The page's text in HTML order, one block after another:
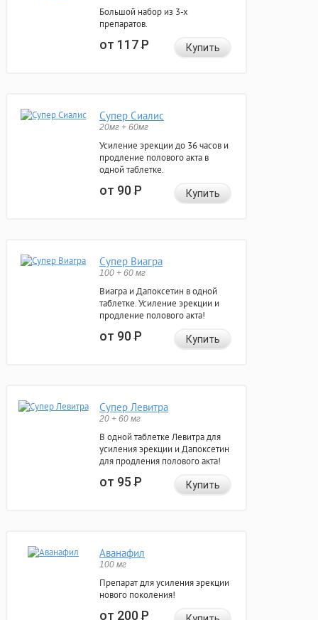
Большой набор из 3-х
препаратов.
от 117Р Купить
Супер Сиалис
20мг + 60мг
Усиление эрекции до 36 часов и
продление полового акта в
одной таблетке.
от 90Р Купить
Супер Виагра
100 + 60 мг
Виагра и Дапоксетин в одной
таблетке. Усиление эрекции и
продление полового акта!
от 90Р Купить
Супер Левитра
20 + 60 мг
В одной таблетке Левитра для
усиления эрекции и Дапоксетин
для продления полового акта!
от 95Р Купить
Аванафил
100 мг
Препарат для усиления эрекции
нового поколения!
от 200Р